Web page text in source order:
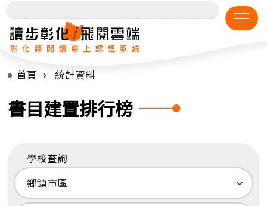
首頁 統計資料
書目建置排行榜
學校查詢